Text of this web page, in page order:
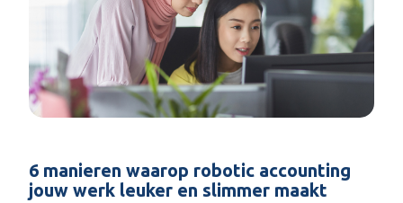
6 manieren waarop robotic accounting
jouw werk leuker en slimmer maakt